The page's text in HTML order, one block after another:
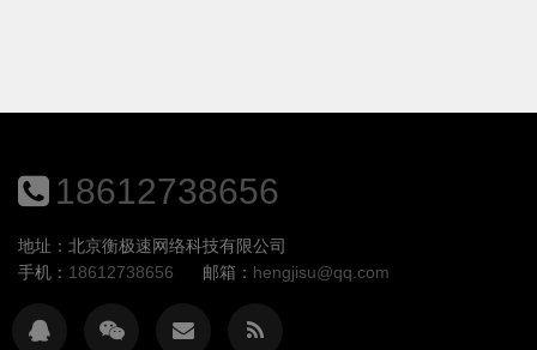
18612738656
地址：北京衡极速网络科技有限公司
手机： 18612738656 邮箱： hengjisu@qq.com